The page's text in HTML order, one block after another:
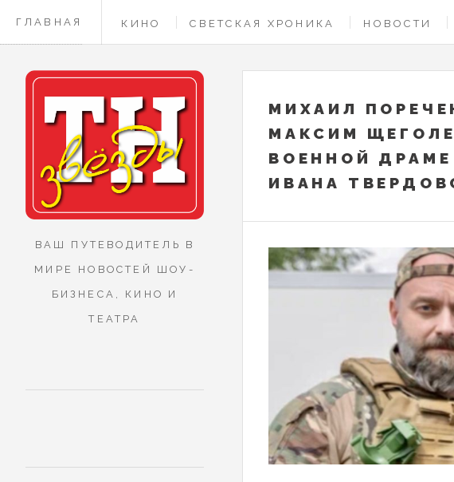
ГЛАВНАЯ КИНО СВЕТСКАЯ ХРОНИКА НОВОСТИ
КОНТАКТЫ
МИХАИЛ
МАКСИМ
ВОЕННОЙ ДРАМЕ
ИВАНА
ВАШ ПУТЕВОДИТЕЛЬ В
МИРЕ НОВОСТЕЙ ШОУ-
БИЗНЕСА, КИНО И
ТЕАТРА